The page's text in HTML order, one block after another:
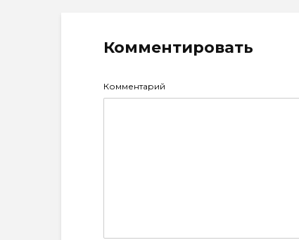
Комментировать
Комментарий